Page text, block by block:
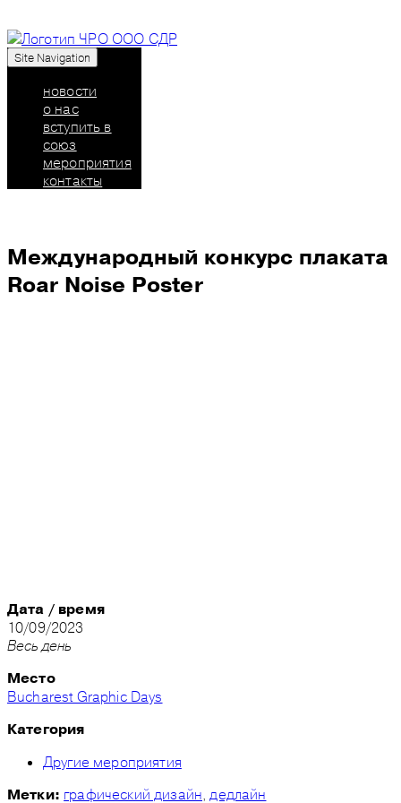
Союз дизайнеров России: челябинское
региональное отделение
Site Navigation
новости
о нас
вступить в
союз
мероприятия
контакты
Международный конкурс плаката
Roar Noise Poster
Дата / время
10/09/2023
Весь день
Место
Bucharest Graphic Days
Категория
Другие мероприятия
Метки: графический дизайн дедлайн